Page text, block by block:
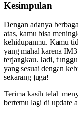
Kesimpulan
Dengan adanya
atas, kamu bisa
kehidupanmu. Kamu
yang mahal karena
terjangkau. Jadi,
yang sesuai dengan
sekarang juga!
Terima kasih telah
bertemu lagi di update